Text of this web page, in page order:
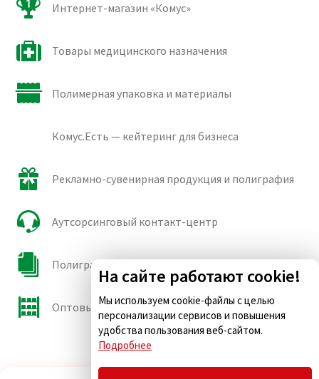
Интернет-магазин «Комус»
Товары медицинского назначения
Полимерная упаковка и материалы
Комус.Есть — кейтеринг для бизнеса
Рекламно-сувенирная продукция и полиграфия
Аутсорсинговый контакт-центр
Полиграфические сорта бумаги и картона
Оптовые продажи
На сайте работают cookie!
Мы используем cookie-файлы с целью
персонализации сервисов и повышения
удобства пользования веб-сайтом.
Подробнее